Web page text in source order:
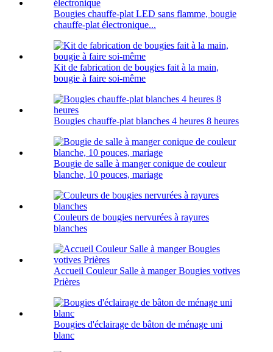
Bougies chauffe-plat LED sans flamme, bougie
chauffe-plat électronique...
Kit de fabrication de bougies fait à la main,
bougie à faire soi-même
Bougies chauffe-plat blanches 4 heures 8 heures
Bougie de salle à manger conique de couleur
blanche, 10 pouces, mariage
Couleurs de bougies nervurées à rayures
blanches
Accueil Couleur Salle à manger Bougies votives
Prières
Bougies d'éclairage de bâton de ménage uni
blanc